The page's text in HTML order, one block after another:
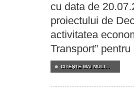
cu data de
proiectului de
activitatea
Transport” pentru
CITEŞTE MAI MULT...